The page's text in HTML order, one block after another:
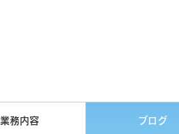
業務内容 ブログ